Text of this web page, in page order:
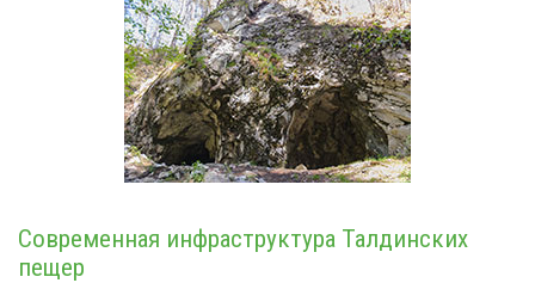
Современная инфраструктура Талдинских
пещер